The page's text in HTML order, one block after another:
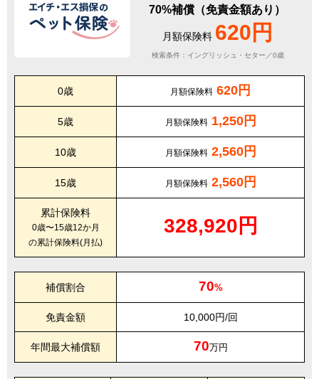
70%補償（免責金額あり）
月額保険料 620円
検索条件：イングリッシュ・セター／0歳
0歳 月額保険料 620円
5歳 月額保険料 1,250円
10歳 月額保険料 2,560円
15歳 月額保険料 2,560円
累計保険料
0歳〜15歳12か月
の累計保険料(月払)
328,920円
補償割合 70%
免責金額 10,000円/回
年間最大補償額 70万円